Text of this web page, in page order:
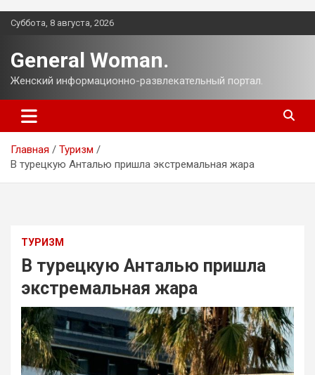
Перейти
Суббота, 8 августа, 2026
General Woman.
Женский информационно-развлекательный портал.
Главная
Туризм
В турецкую Анталью пришла экстремальная жара
ТУРИЗМ
В турецкую Анталью пришла
экстремальная жара